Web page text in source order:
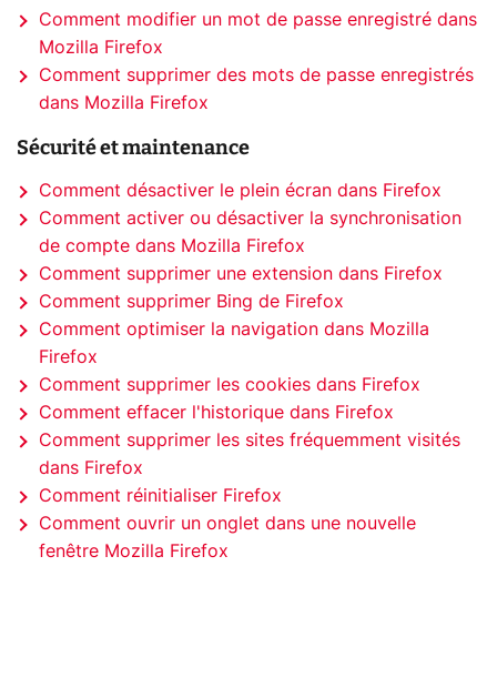
Comment modifier un mot de passe enregistré dans
Mozilla Firefox
Comment supprimer des mots de passe enregistrés
dans Mozilla Firefox
Sécurité et maintenance
Comment désactiver le plein écran dans Firefox
Comment activer ou désactiver la synchronisation
de compte dans Mozilla Firefox
Comment supprimer une extension dans Firefox
Comment supprimer Bing de Firefox
Comment optimiser la navigation dans Mozilla
Firefox
Comment supprimer les cookies dans Firefox
Comment effacer l'historique dans Firefox
Comment supprimer les sites fréquemment visités
dans Firefox
Comment réinitialiser Firefox
Comment ouvrir un onglet dans une nouvelle
fenêtre Mozilla Firefox